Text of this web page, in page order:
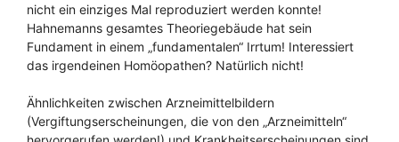
nicht ein einziges Mal reproduziert werden konnte!
Hahnemanns gesamtes Theoriegebäude hat sein
Fundament in einem „fundamentalen“ Irrtum! Interessiert
das irgendeinen Homöopathen? Natürlich nicht!
Ähnlichkeiten zwischen Arzneimittelbildern
(Vergiftungserscheinungen, die von den „Arzneimitteln“